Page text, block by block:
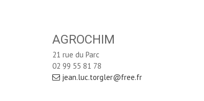
AGROCHIM
21 rue du Parc
02 99 55 81 78
jean.luc.torgler@free.fr